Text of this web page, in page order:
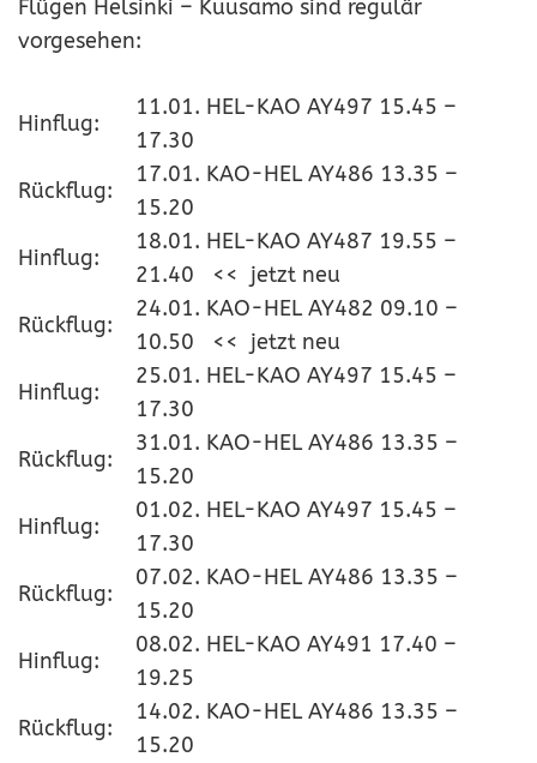
Flügen Helsinki – Kuusamo sind regulär
vorgesehen:
Hinflug:
11.01. HEL-KAO AY497 15.45 –
17.30
Rückflug:
17.01. KAO-HEL AY486 13.35 –
15.20
Hinflug:
18.01. HEL-KAO AY487 19.55 –
21.40 << jetzt neu
Rückflug:
24.01. KAO-HEL AY482 09.10 –
10.50 << jetzt neu
Hinflug:
25.01. HEL-KAO AY497 15.45 –
17.30
Rückflug:
31.01. KAO-HEL AY486 13.35 –
15.20
Hinflug:
01.02. HEL-KAO AY497 15.45 –
17.30
Rückflug:
07.02. KAO-HEL AY486 13.35 –
15.20
Hinflug:
08.02. HEL-KAO AY491 17.40 –
19.25
Rückflug:
14.02. KAO-HEL AY486 13.35 –
15.20